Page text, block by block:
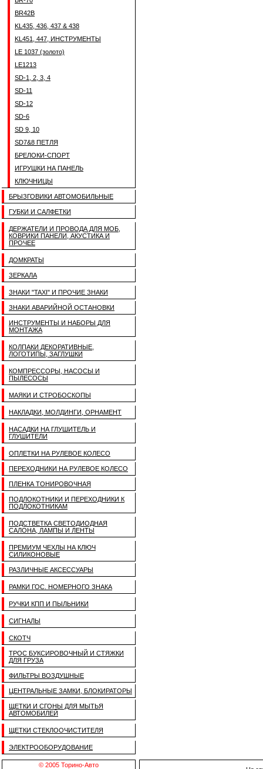
BR42B
KL435, 436, 437 & 438
KL451, 447, ИНСТРУМЕНТЫ
LE 1037 (золото)
LE1213
SD-1, 2, 3, 4
SD-11
SD-12
SD-6
SD 9, 10
SD7&8 ПЕТЛЯ
БРЕЛОКИ-СПОРТ
ИГРУШКИ НА ПАНЕЛЬ
КЛЮЧНИЦЫ
БРЫЗГОВИКИ АВТОМОБИЛЬНЫЕ
ГУБКИ И САЛФЕТКИ
ДЕРЖАТЕЛИ И ПРОВОДА ДЛЯ МОБ,
КОВРИКИ ПАНЕЛИ, АКУСТИКА И
ПРОЧЕЕ
ДОМКРАТЫ
ЗЕРКАЛА
ЗНАКИ "TAXI" И ПРОЧИЕ ЗНАКИ
ЗНАКИ АВАРИЙНОЙ ОСТАНОВКИ
ИНСТРУМЕНТЫ И НАБОРЫ ДЛЯ
МОНТАЖА
КОЛПАКИ ДЕКОРАТИВНЫЕ,
ЛОГОТИПЫ, ЗАГЛУШКИ
КОМПРЕССОРЫ, НАСОСЫ И
ПЫЛЕСОСЫ
МАЯКИ И СТРОБОСКОПЫ
НАКЛАДКИ, МОЛДИНГИ, ОРНАМЕНТ
НАСАДКИ НА ГЛУШИТЕЛЬ И
ГЛУШИТЕЛИ
ОПЛЕТКИ НА РУЛЕВОЕ КОЛЕСО
ПЕРЕХОДНИКИ НА РУЛЕВОЕ КОЛЕСО
ПЛЕНКА ТОНИРОВОЧНАЯ
ПОДЛОКОТНИКИ И ПЕРЕХОДНИКИ К
ПОДЛОКОТНИКАМ
ПОДСТВЕТКА СВЕТОДИОДНАЯ
САЛОНА, ЛАМПЫ И ЛЕНТЫ
ПРЕМИУМ ЧЕХЛЫ НА КЛЮЧ
СИЛИКОНОВЫЕ
РАЗЛИЧНЫЕ АКСЕССУАРЫ
РАМКИ ГОС. НОМЕРНОГО ЗНАКА
РУЧКИ КПП И ПЫЛЬНИКИ
СИГНАЛЫ
СКОТЧ
ТРОС БУКСИРОВОЧНЫЙ И СТЯЖКИ
ДЛЯ ГРУЗА
ФИЛЬТРЫ ВОЗДУШНЫЕ
ЦЕНТРАЛЬНЫЕ ЗАМКИ, БЛОКИРАТОРЫ
ЩЕТКИ И СГОНЫ ДЛЯ МЫТЬЯ
АВТОМОБИЛЕЙ
ЩЕТКИ СТЕКЛООЧИСТИТЕЛЯ
ЭЛЕКТРООБОРУДОВАНИЕ
© 2005 Торино-Авто